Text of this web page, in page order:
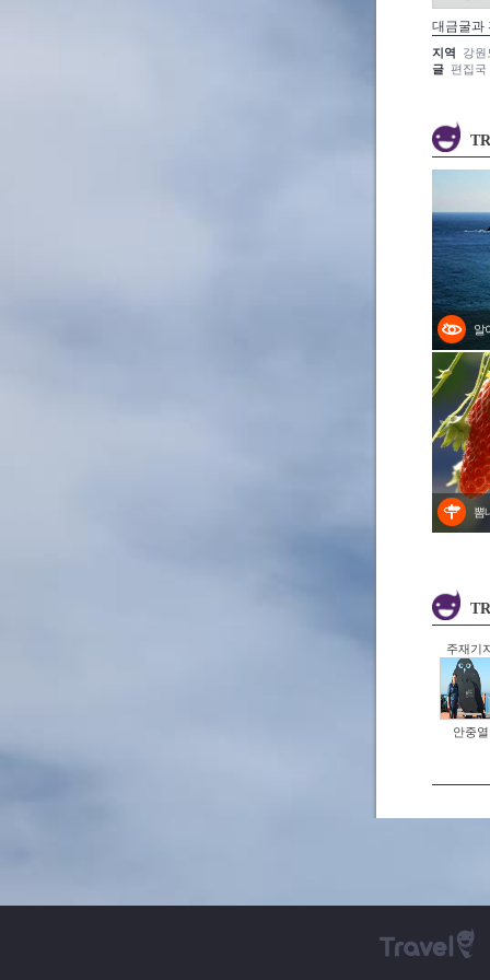
대금굴과
지역
강원
글 편집국
뽐
알
주재기
안중열